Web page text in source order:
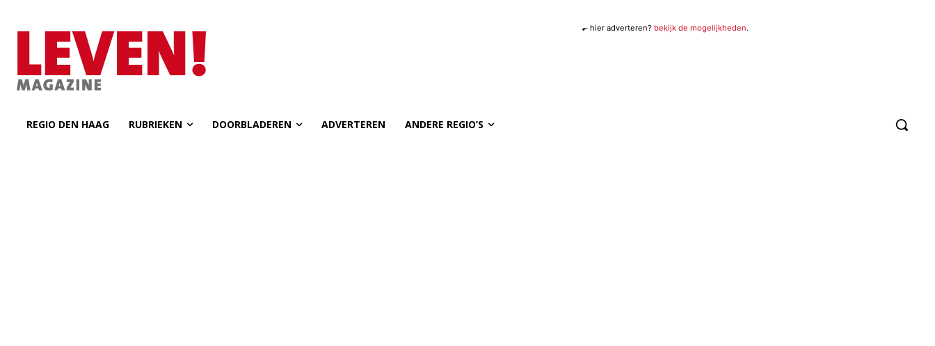
⬐ hier adverteren? bekijk de mogelijkheden.
REGIO DEN HAAG RUBRIEKEN DOORBLADEREN ADVERTEREN ANDERE REGIO’S